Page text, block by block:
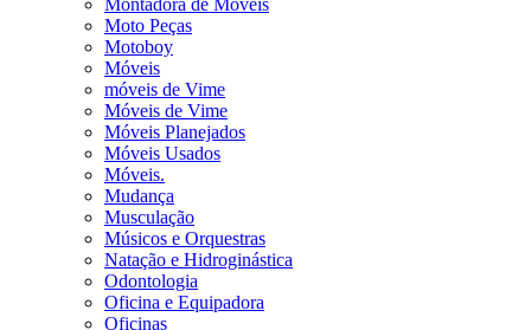
Montadora de Móveis
Moto Peças
Motoboy
Móveis
móveis de Vime
Móveis de Vime
Móveis Planejados
Móveis Usados
Móveis.
Mudança
Musculação
Músicos e Orquestras
Natação e Hidroginástica
Odontologia
Oficina e Equipadora
Oficinas